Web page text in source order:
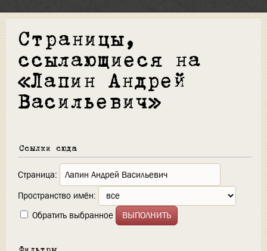
Страницы,
ссылающиеся на
«Лапин Андрей
Васильевич»
Ссылки сюда
Страница:
Пространство имён:
Обратить выбранное